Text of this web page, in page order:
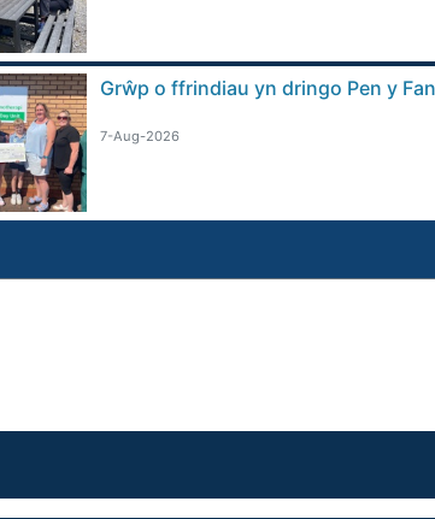
Grŵp o ffrindiau yn dringo Pen y
7-Aug-2026